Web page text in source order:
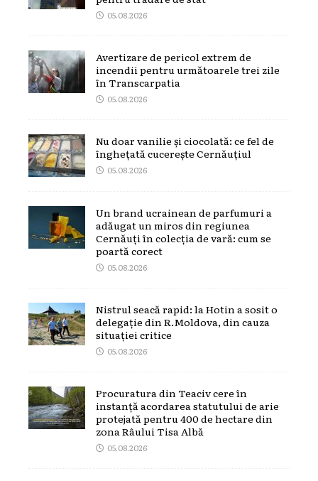
05.08.2026
Avertizare de pericol extrem de
incendii pentru următoarele trei zile
în Transcarpatia
05.08.2026
Nu doar vanilie și ciocolată: ce fel de
înghețată cucerește Cernăuțiul
05.08.2026
Un brand ucrainean de parfumuri a
adăugat un miros din regiunea
Cernăuți în colecția de vară: cum se
poartă corect
05.08.2026
Nistrul seacă rapid: la Hotin a sosit o
delegație din R.Moldova, din cauza
situației critice
05.08.2026
Procuratura din Teaciv cere în
instanță acordarea statutului de arie
protejată pentru 400 de hectare din
zona Râului Tisa Albă
05.08.2026